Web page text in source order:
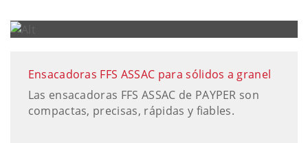
Ensacadoras FFS ASSAC para sólidos a granel
Las ensacadoras FFS ASSAC de PAYPER son
compactas, precisas, rápidas y fiables.